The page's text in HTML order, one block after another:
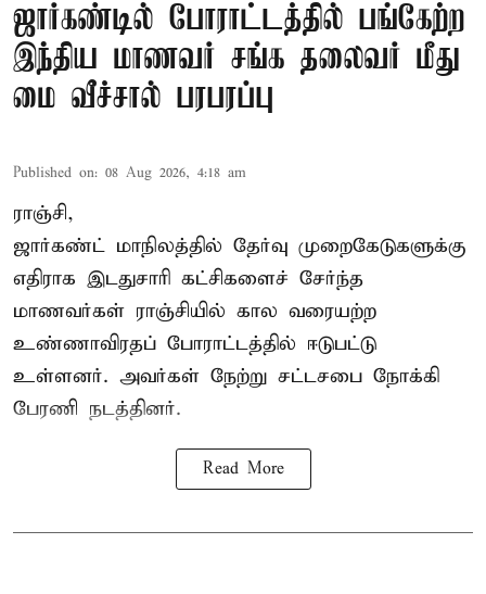
ஜார்கண்டில் போராட்டத்தில் பங்கேற்ற
இந்திய மாணவர் சங்க தலைவர் மீது
மை வீச்சால் பரபரப்பு
Published on: 08 Aug 2026, 4:18 am
ராஞ்சி,
ஜார்கண்ட் மாநிலத்தில் தேர்வு முறைகேடுகளுக்கு
எதிராக இடதுசாரி கட்சிகளைச் சேர்ந்த
மாணவர்கள் ராஞ்சியில் கால வரையற்ற
உண்ணாவிரதப் போராட்டத்தில் ஈடுபட்டு
உள்ளனர். அவர்கள் நேற்று சட்டசபை நோக்கி
பேரணி நடத்தினர்.
Read More